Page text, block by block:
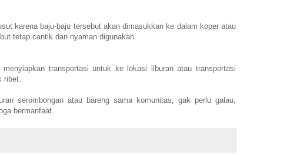
karena baju-baju tersebut akan dimasukkan ke dalam koper atau
tetap cantik dan nyaman digunakan.
transportasi untuk ke lokasi liburan atau transportasi
ribet.
serombongan atau bareng sama komunitas, gak perlu galau,
bermanfaat.